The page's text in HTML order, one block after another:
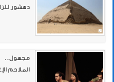
دهشور
مجهول..
الملاحم